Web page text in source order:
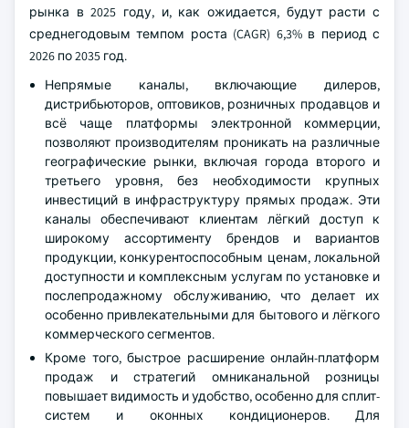
рынка в 2025 году, и, как ожидается, будут расти с
среднегодовым темпом роста (CAGR) 6,3% в период с
2026 по 2035 год.
Непрямые каналы, включающие дилеров,
дистрибьюторов, оптовиков, розничных продавцов и
всё чаще платформы электронной коммерции,
позволяют производителям проникать на различные
географические рынки, включая города второго и
третьего уровня, без необходимости крупных
инвестиций в инфраструктуру прямых продаж. Эти
каналы обеспечивают клиентам лёгкий доступ к
широкому ассортименту брендов и вариантов
продукции, конкурентоспособным ценам, локальной
доступности и комплексным услугам по установке и
послепродажному обслуживанию, что делает их
особенно привлекательными для бытового и лёгкого
коммерческого сегментов.
Кроме того, быстрое расширение онлайн-платформ
продаж и стратегий омниканальной розницы
повышает видимость и удобство, особенно для сплит-
систем и оконных кондиционеров. Для